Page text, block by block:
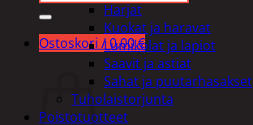
Ostoskori /0,00€
Harjat
Kuokat ja haravat
Lumikolat ja lapiot
Saavit ja astiat
Sahat ja puutarhasakset
Tuholaistorjunta
Poistotuotteet